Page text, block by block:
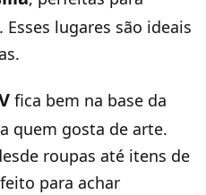
lugares são ideais
fica bem na base da
quem gosta de arte.
roupas até itens de
para achar